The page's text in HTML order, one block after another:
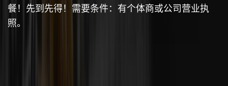
餐！先到先得！需要条件：有个体商或公司营业执
照。